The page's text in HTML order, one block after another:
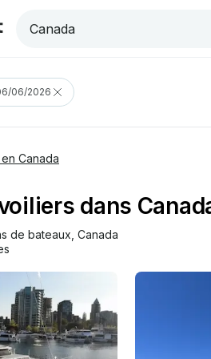
06/2026
Canada
dans
de bateaux Canada